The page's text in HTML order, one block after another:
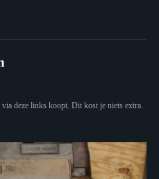
deze links koopt. Dit kost je niets extra.